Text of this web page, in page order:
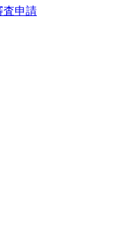
査申請